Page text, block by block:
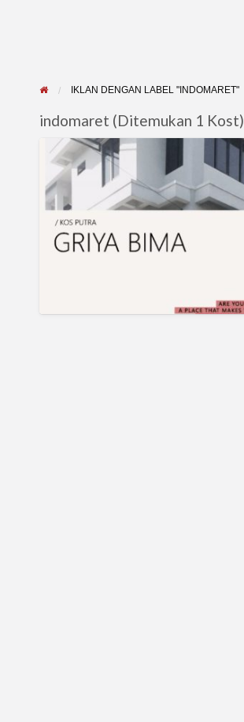
IKLAN DENGAN LABEL "INDOMARET"
indomaret (Ditemukan 1 Kost)
Kost
Putra,
Putri
Griya
Bima
Surabaya